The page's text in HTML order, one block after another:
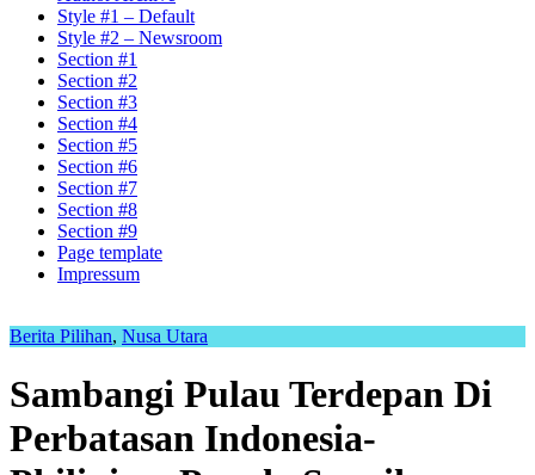
Style #1 – Default
Style #2 – Newsroom
Section #1
Section #2
Section #3
Section #4
Section #5
Section #6
Section #7
Section #8
Section #9
Page template
Impressum
Berita Pilihan, Nusa Utara
Sambangi Pulau Terdepan Di
Perbatasan Indonesia-